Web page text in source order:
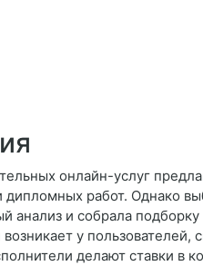
онлайн-услуг
дипломных работ. Однако
анализ и собрала
у
делают ставки